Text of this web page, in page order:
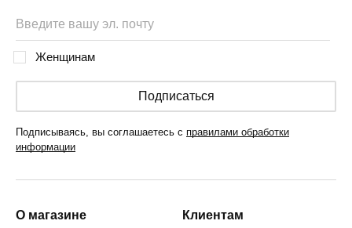
Женщинам
Подписаться
Подписываясь, вы соглашаетесь с правилами обработки
информации
О магазине Клиентам